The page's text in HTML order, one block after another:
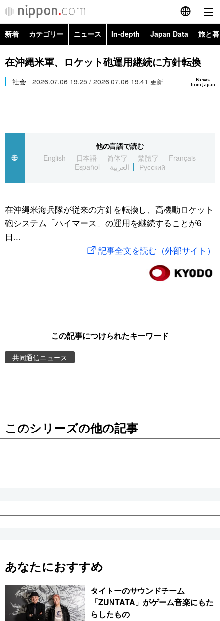
English
简体字
繁體字
العربية
社会
文化
旅と暮らし
動画/Live
お知らせ
新着 カテゴリー ニュース In-depth Japan Data 旅と
政治・外交
経済・ビジネス
社会
文化
科学・技術
暮らし
スポーツ・東京2020
Topics
Images
お知らせ
在沖縄米軍、ロケット砲運用継続に方針転換
News
from Japan
社会 2026.07.06 19:25 / 2026.07.06 19:41 更新
他の言語で読む
English
日本語 简体字 繁體字
Français
Español
العربية Русский
在沖縄米海兵隊が従来の方針を転換し、高機動ロケット
砲システム「ハイマース」の運用を継続することが6
日...
記事全文を読む（外部サイト）
この記事につけられたキーワード
共同通信ニュース
このシリーズの他の記事
あなたにおすすめ
タイトーのサウンドチーム
「ZUNTATA」がゲーム音楽にもた
らしたもの